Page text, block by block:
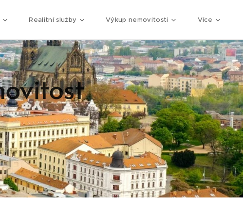
Realitní služby Výkup nemovitosti Více